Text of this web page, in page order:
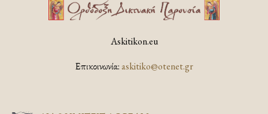
Askitikon.eu
Επικοινωνία:askitiko@otenet.gr